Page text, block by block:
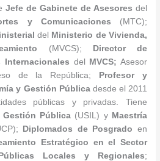
Jefe de Gabinete de Asesores del
y Comunicaciones (MTC);
del
Ministerio de Vivienda,
(MVCS);
Director de
del MVCS; Asesor
de la República;
Profesor y
y Gestión Públicadesde el 2011
públicas y privadas. Tiene
Gestión Pública(USIL) y Maestría
Diplomados de Posgrado en
Estratégico en el Sector
Locales y Regionales;